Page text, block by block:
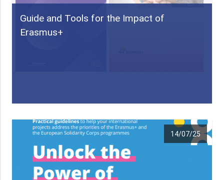
Guide and Tools for the Impact of
Erasmus+
14/07/25